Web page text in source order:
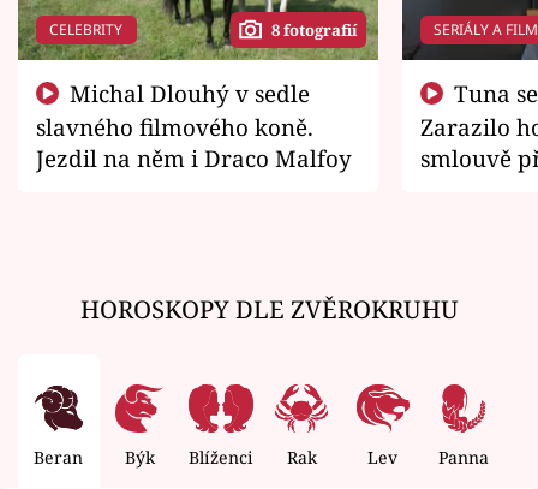
CELEBRITY 8 fotografií
slavného filmového koně.
Jezdil na něm i Draco Malfoy
SERIÁLY A
Zarazilo
smlouvě
HOROSKOPY DLE ZVĚROKRUHU
Beran Býk Blíženci Rak Lev Panna